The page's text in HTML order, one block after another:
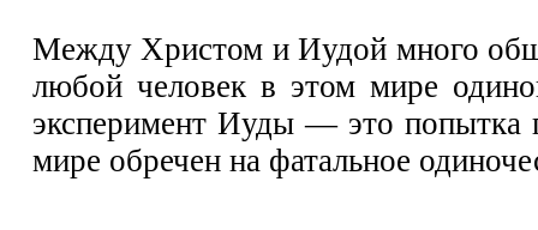
Между Христом и Иудой много
любой человек в этом мире
эксперимент Иуды — это попытка
мире обречен на фатальное